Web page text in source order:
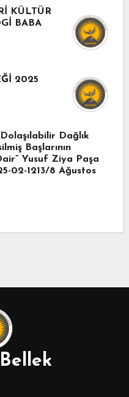
KÜLTÜR
BABA
2025
Dağlık
Başlarının
Yusuf Ziya Paşa
02-1213/8 Ağustos